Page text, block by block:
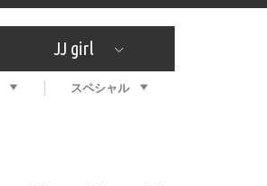
プチプラ プレゼント
What's NEW？ 特集
プレゼント
恋愛
JJ girl
特集 おしゃラン！
スペシャル